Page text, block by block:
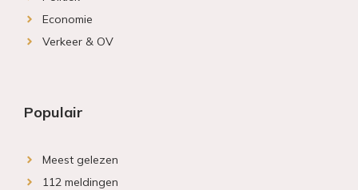
Economie
Verkeer & OV
Populair
Meest gelezen
112 meldingen